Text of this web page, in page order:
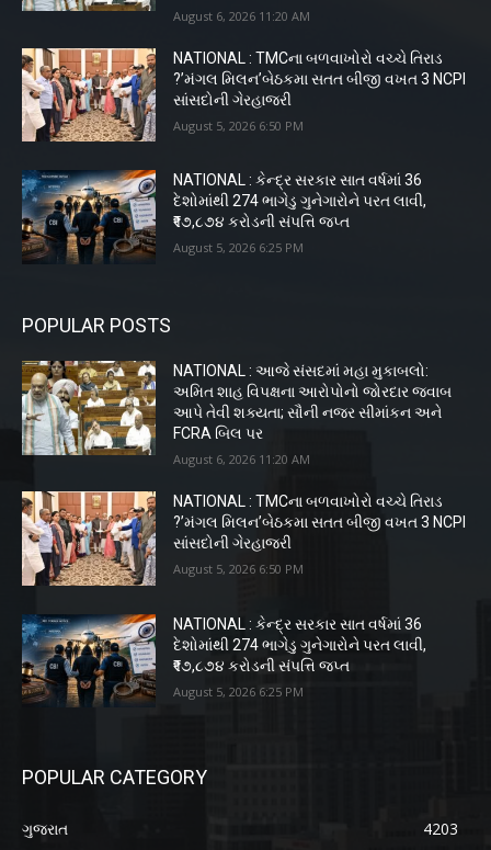
August 6, 2026 11:20 AM
NATIONAL : TMCના બળવાખોરો વચ્ચે તિરાડ
?’મંગલ મિલન’બેઠકમા સતત બીજી વખત 3 NCPI
સાંસદોની ગેરહાજરી
August 5, 2026 6:50 PM
NATIONAL : કેન્દ્ર સરકાર સાત વર્ષમાં 36
દેશોમાંથી 274 ભાગેડુ ગુનેગારોને પરત લાવી,
₹૧૭,૮૭૪ કરોડની સંપત્તિ જપ્ત
August 5, 2026 6:25 PM
POPULAR POSTS
NATIONAL : આજે સંસદમાં મહા મુકાબલો:
અમિત શાહ વિપક્ષના આરોપોનો જોરદાર જવાબ
આપે તેવી શક્યતા; સૌની નજર સીમાંકન અને
FCRA બિલ પર
August 6, 2026 11:20 AM
NATIONAL : TMCના બળવાખોરો વચ્ચે તિરાડ
?’મંગલ મિલન’બેઠકમા સતત બીજી વખત 3 NCPI
સાંસદોની ગેરહાજરી
August 5, 2026 6:50 PM
NATIONAL : કેન્દ્ર સરકાર સાત વર્ષમાં 36
દેશોમાંથી 274 ભાગેડુ ગુનેગારોને પરત લાવી,
₹૧૭,૮૭૪ કરોડની સંપત્તિ જપ્ત
August 5, 2026 6:25 PM
POPULAR CATEGORY
ગુજરાત
4203